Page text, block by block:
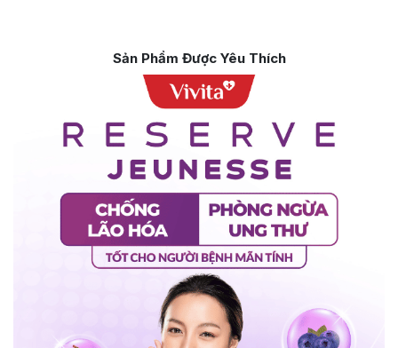
Sản Phẩm Được Yêu Thích